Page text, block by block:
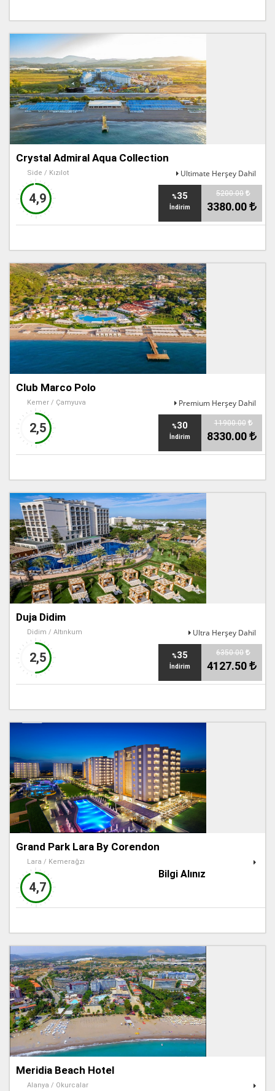
Crystal Admiral Aqua Collection
Side / Kızılot Ultimate Herşey Dahil
4,9 %35
İndirim
5200.00
3380.00
Club Marco Polo
Kemer / Çamyuva Premium Herşey Dahil
2,5 %30
İndirim
11900.00
8330.00
Duja Didim
Didim / Altınkum Ultra Herşey Dahil
2,5 %35
İndirim
6350.00
4127.50
Grand Park Lara By Corendon
Lara / Kemerağzı
4,7
Bilgi Alınız
Meridia Beach Hotel
Alanya / Okurcalar